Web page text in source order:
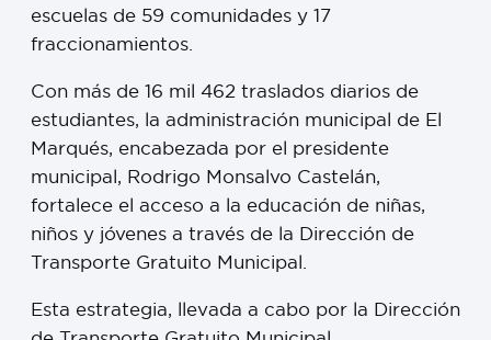
escuelas de 59 comunidades y 17
fraccionamientos.
Con más de 16 mil 462 traslados diarios de
estudiantes, la administración municipal de El
Marqués, encabezada por el presidente
municipal, Rodrigo Monsalvo Castelán,
fortalece el acceso a la educación de niñas,
niños y jóvenes a través de la Dirección de
Transporte Gratuito Municipal.
Esta estrategia, llevada a cabo por la Dirección